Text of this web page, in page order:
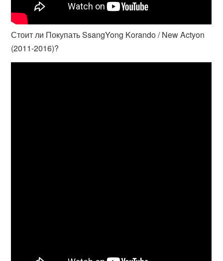
Стоит ли Покупать SsangYong Korando / New Actyon
(2011-2016)?